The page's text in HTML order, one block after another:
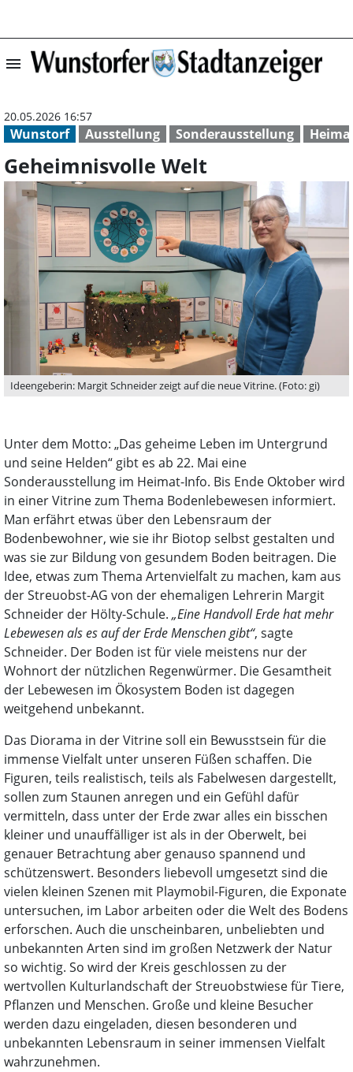
menu Geheimnisvolle
Wunstorf Ausstellung Sonderausstellung
20.05.2026 16:57
Geheimnisvolle Welt
Ideengeberin: Margit Schneider zeigt auf die neue Vitrine. (Foto: gi)
Unter dem Motto: „Das geheime Leben im Untergrund
und seine Helden“ gibt es ab 22. Mai eine
Sonderausstellung im Heimat-Info. Bis Ende Oktober wird
in einer Vitrine zum Thema Bodenlebewesen informiert.
Man erfährt etwas über den Lebensraum der
Bodenbewohner, wie sie ihr Biotop selbst gestalten und
was sie zur Bildung von gesundem Boden beitragen. Die
Idee, etwas zum Thema Artenvielfalt zu machen, kam aus
der Streuobst-AG von der ehemaligen Lehrerin Margit
Schneider der Hölty-Schule. „Eine Handvoll Erde hat mehr
Lebewesen als es auf der Erde Menschen gibt“, sagte
Schneider. Der Boden ist für viele meistens nur der
Wohnort der nützlichen Regenwürmer. Die Gesamtheit
der Lebewesen im Ökosystem Boden ist dagegen
weitgehend unbekannt.
Das Diorama in der Vitrine soll ein Bewusstsein für die
immense Vielfalt unter unseren Füßen schaffen. Die
Figuren, teils realistisch, teils als Fabelwesen dargestellt,
sollen zum Staunen anregen und ein Gefühl dafür
vermitteln, dass unter der Erde zwar alles ein bisschen
kleiner und unauffälliger ist als in der Oberwelt, bei
genauer Betrachtung aber genauso spannend und
schützenswert. Besonders liebevoll umgesetzt sind die
vielen kleinen Szenen mit Playmobil-Figuren, die Exponate
untersuchen, im Labor arbeiten oder die Welt des Bodens
erforschen. Auch die unscheinbaren, unbeliebten und
unbekannten Arten sind im großen Netzwerk der Natur
so wichtig. So wird der Kreis geschlossen zu der
wertvollen Kulturlandschaft der Streuobstwiese für Tiere,
Pflanzen und Menschen. Große und kleine Besucher
werden dazu eingeladen, diesen besonderen und
unbekannten Lebensraum in seiner immensen Vielfalt
wahrzunehmen.